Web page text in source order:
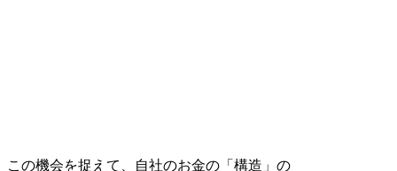
この機会を捉えて、自社のお金の「構造」の